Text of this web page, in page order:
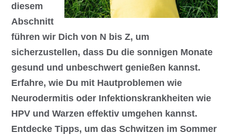
diesem
Abschnitt
führen wir Dich von N bis Z, um
sicherzustellen, dass Du die sonnigen Monate
gesund und unbeschwert genießen kannst.
Erfahre, wie Du mit Hautproblemen wie
Neurodermitis oder Infektionskrankheiten wie
HPV und Warzen effektiv umgehen kannst.
Entdecke Tipps, um das Schwitzen im Sommer